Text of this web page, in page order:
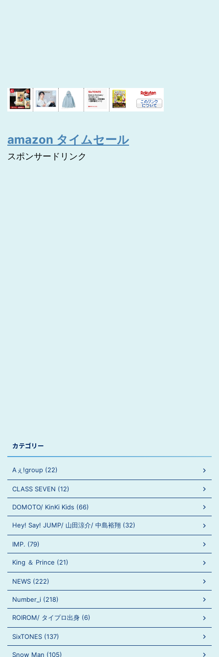
amazon タイムセール
スポンサードリンク
カテゴリー
Aぇ!group (22)
CLASS SEVEN (12)
DOMOTO/ KinKi Kids (66)
Hey! Say! JUMP/ 山田涼介/ 中島裕翔 (32)
IMP. (79)
King ＆ Prince (21)
NEWS (222)
Number_i (218)
ROIROM/ タイプロ出身 (6)
SixTONES (137)
Snow Man (105)